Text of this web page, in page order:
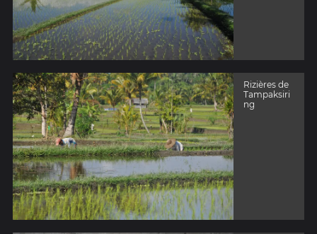
Rizières de
Tampaksiri
ng